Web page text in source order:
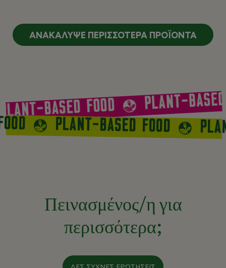
ΑΝΑΚΆΛΥΨΕ ΠΕΡΙΣΣΌΤΕΡΑ ΠΡΟΪΌΝΤΑ
BASED FOOD PLANT-BASED
PLANT-BASED FOOD
Πεινασμένος/η για
περισσότερα;